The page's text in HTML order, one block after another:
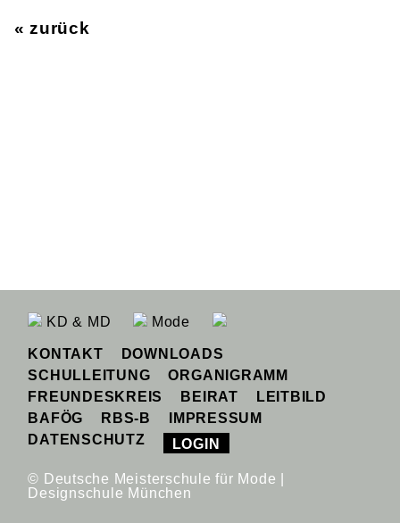
« zurück
KD & MD Mode
KONTAKT
DOWNLOADS
SCHULLEITUNG
ORGANIGRAMM
FREUNDESKREIS
BEIRAT
LEITBILD
BAFÖG
RBS-B
IMPRESSUM
DATENSCHUTZ
LOGIN
© Deutsche Meisterschule für Mode |
Designschule München